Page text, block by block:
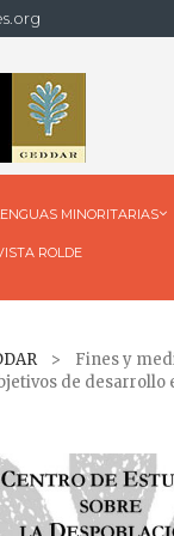
MINORITARIAS
ROLDE
> Fines y
de desarrollo